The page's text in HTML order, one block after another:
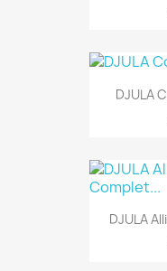
DJULA
DJULA